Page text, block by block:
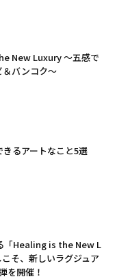
New Luxury ～五感で
バンコク～
るアートなこと5選
「Healing is the New L
そ、新しいラグジュア
を開催！